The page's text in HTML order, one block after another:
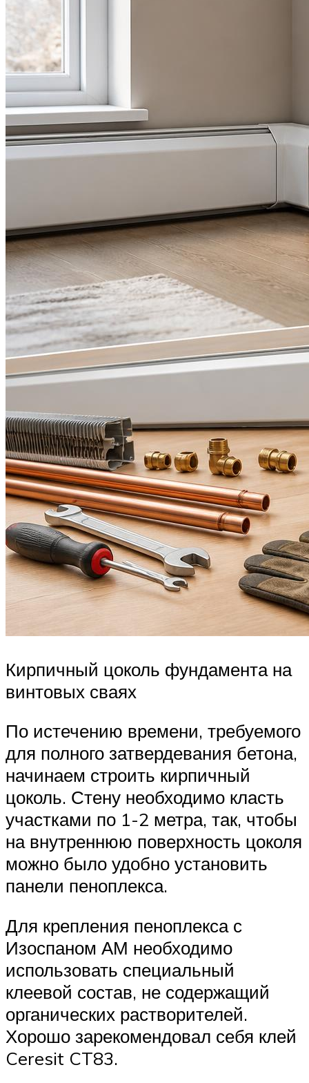
Кирпичный цоколь фундамента на
винтовых сваях
По истечению времени, требуемого
для полного затвердевания бетона,
начинаем строить кирпичный
цоколь. Стену необходимо класть
участками по 1-2 метра, так, чтобы
на внутреннюю поверхность цоколя
можно было удобно установить
панели пеноплекса.
Для крепления пеноплекса с
Изоспаном АМ необходимо
использовать специальный
клеевой состав, не содержащий
органических растворителей.
Хорошо зарекомендовал себя клей
Ceresit CT83.